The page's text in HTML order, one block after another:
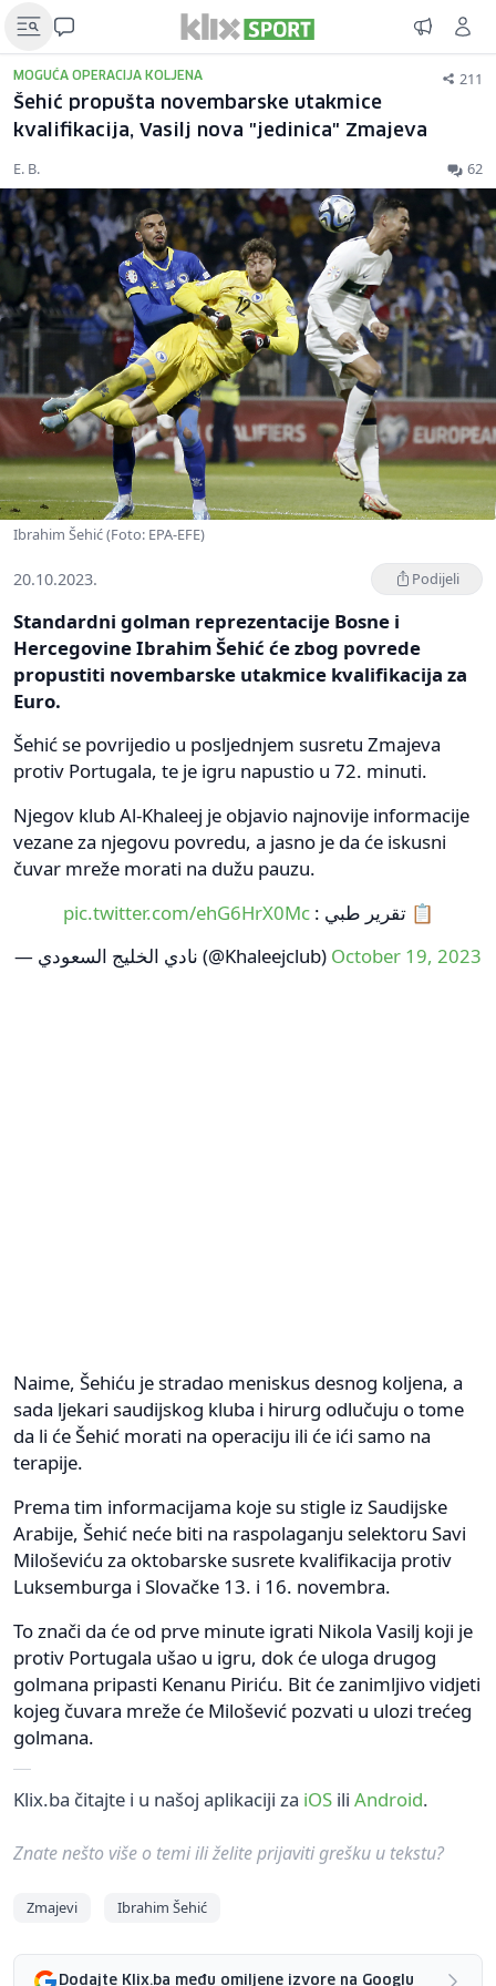
MOGUĆA OPERACIJA KOLJENA 211
Šehić propušta novembarske utakmice
kvalifikacija, Vasilj nova "jedinica" Zmajeva
E. B. 62
Ibrahim Šehić (Foto: EPA-EFE)
20.10.2023. Podijeli
Standardni golman reprezentacije Bosne i
Hercegovine Ibrahim Šehić će zbog povrede
propustiti novembarske utakmice kvalifikacija za
Euro.
Šehić se povrijedio u posljednjem susretu Zmajeva
protiv Portugala, te je igru napustio u 72. minuti.
Njegov klub Al-Khaleej je objavio najnovije informacije
vezane za njegovu povredu, a jasno je da će iskusni
čuvar mreže morati na dužu pauzu.
📋 تقرير طبي :pic.twitter.com/ehG6HrX0Mc
— نادي الخليج السعودي (@Khaleejclub) October 19, 2023
Naime, Šehiću je stradao meniskus desnog koljena, a
sada ljekari saudijskog kluba i hirurg odlučuju o tome
da li će Šehić morati na operaciju ili će ići samo na
terapije.
Prema tim informacijama koje su stigle iz Saudijske
Arabije, Šehić neće biti na raspolaganju selektoru Savi
Miloševiću za oktobarske susrete kvalifikacija protiv
Luksemburga i Slovačke 13. i 16. novembra.
To znači da će od prve minute igrati Nikola Vasilj koji je
protiv Portugala ušao u igru, dok će uloga drugog
golmana pripasti Kenanu Piriću. Bit će zanimljivo vidjeti
kojeg čuvara mreže će Milošević pozvati u ulozi trećeg
golmana.
Klix.ba čitajte i u našoj aplikaciji za iOS ili Android.
Znate nešto više o temi ili želite prijaviti grešku u tekstu?
Zmajevi Ibrahim Šehić
Dodajte Klix.ba među omiljene izvore na Googlu